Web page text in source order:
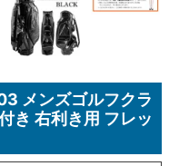
メンズゴルフクラ
き 右利き用 フレッ